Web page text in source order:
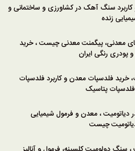
سنگ آهک در کشاورزی و ساختمانی و
زنده
معدنی، پیگمنت معدنی چیست ، خرید
پودری رنگی ایران
خرید فلدسپات معدن و کاربرد فلدسپات
پتاسیک
دیاتومیت ، معدن و فرمول شیمیایی
چیست